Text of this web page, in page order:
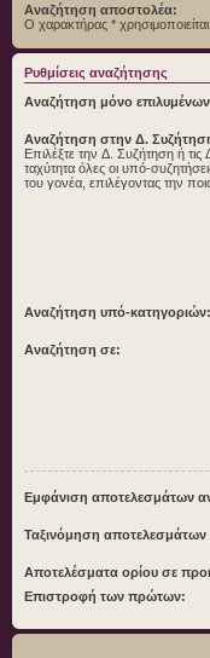
Αναζήτηση αποστολέα:
Ο χαρακτήρας *
Ρυθμίσεις αναζήτησης
Αναζήτηση μόνο
Αναζήτηση στην Δ.
Επιλέξτε την Δ. Συζήτηση ή
ταχύτητα όλες οι υπό-
του γονέα, επιλέγοντας την
Αναζήτηση υπό-κατηγοριών:
Αναζήτηση σε:
Εμφάνιση αποτελεσμάτων
Ταξινόμηση αποτελεσμάτων
Αποτελέσματα ορίου σε
Επιστροφή των πρώτων: